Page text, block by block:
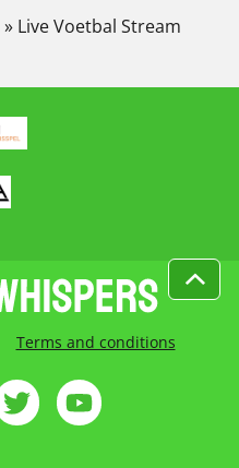
» Live Voetbal Stream
Terms and conditions